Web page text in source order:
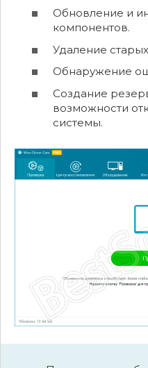
Обновление и
компонентов.
Удаление
Обнаружение
Создание
возможности
системы.